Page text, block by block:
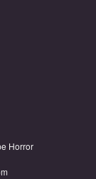
Horror